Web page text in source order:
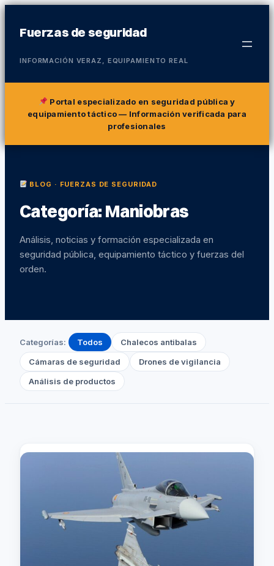
Fuerzas de seguridad
INFORMACIÓN VERAZ, EQUIPAMIENTO REAL
Portal especializado en seguridad pública y
equipamiento táctico— Información verificada para
profesionales
BLOG · FUERZAS DE SEGURIDAD
Categoría: Maniobras
Análisis, noticias y formación especializada en
seguridad pública, equipamiento táctico y fuerzas del
orden.
Categorías: Todos
Chalecos antibalas
Cámaras de seguridad
Drones de vigilancia
Análisis de productos